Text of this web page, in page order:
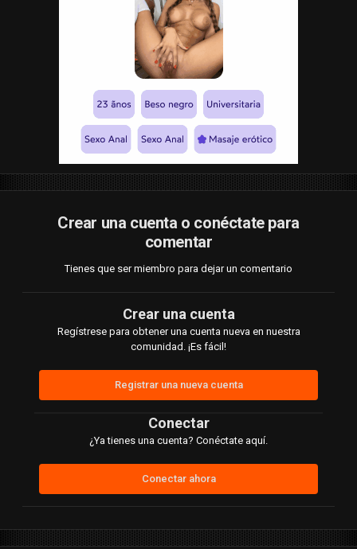
Crear una cuenta o conéctate para
comentar
Tienes que ser miembro para dejar un comentario
Crear una cuenta
Regístrese para obtener una cuenta nueva en nuestra
comunidad. ¡Es fácil!
Registrar una nueva cuenta
Conectar
¿Ya tienes una cuenta? Conéctate aquí.
Conectar ahora